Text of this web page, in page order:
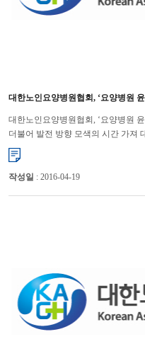
대한노인요양병원협회, ‘요양병원
대한노인요양병원협회, ‘요양병원
더불어 발전 방향 모색의 시간 가져
는 12월 18일에 국회의원회관 제2세
작성일 : 2016-04-19